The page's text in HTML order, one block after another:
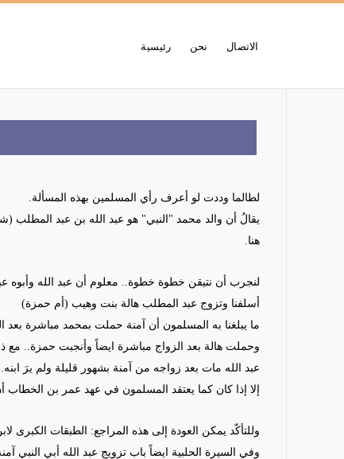
رئيسية نحن الاتصال
لطالما وددت لو أعرف رأي المسلمين بهذه المسألة
يقالُ أن والد محمد "النبي" هو عبد الله بن عبد المطلب
هنا
لنجرب أن نتيقن خطوة خطوة.. معلوم أن عبد الله وأبوه
أسلفنا وتزوج عبد المطلب هالة بنت وهيب (أم حمزة)
ما يبلغنا به المسلمون أن آمنة حملت بمحمد مباشرة بعد
وحملت هالة بعد الزواج مباشرة ايضاً وأنجبت حمزة.. مع
عبد الله مات بعد زواجه من آمنة بشهور قليلة ولم يرَ ابنه
إلا إذا كان كما يعتقد المسلمون في عهد عمر بن
وللتأكّد يمكن العودة إلى هذه المراجع: الطبقات الكبرى
وفي السيرة الحلبية ايضاً باب تزويج عبد الله أبي النبي